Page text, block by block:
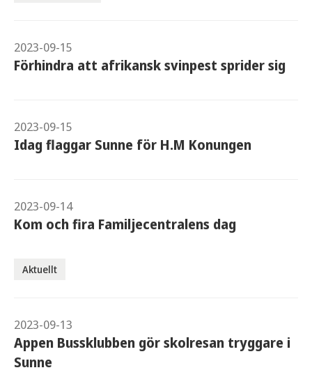
2023-09-15
Förhindra att afrikansk svinpest sprider sig
2023-09-15
Idag flaggar Sunne för H.M Konungen
2023-09-14
Kom och fira Familjecentralens dag
Aktuellt
2023-09-13
Appen Bussklubben gör skolresan tryggare i
Sunne